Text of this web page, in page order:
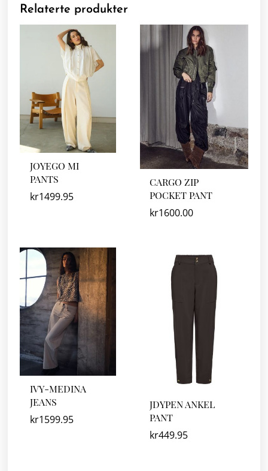
Relaterte produkter
JOYEGO MI
PANTS
kr1499.95
CARGO ZIP
POCKET PANT
kr1600.00
IVY-MEDINA
JEANS
kr1599.95
JDYPEN ANKEL
PANT
kr449.95